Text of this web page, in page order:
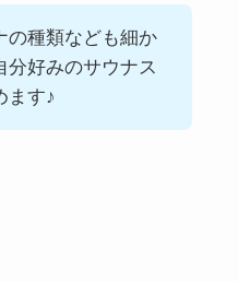
の種類なども細か
分好みのサウナス
ます♪